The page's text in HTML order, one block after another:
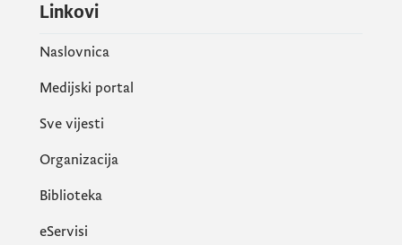
Linkovi
Naslovnica
Medijski portal
Sve vijesti
Organizacija
Biblioteka
eServisi